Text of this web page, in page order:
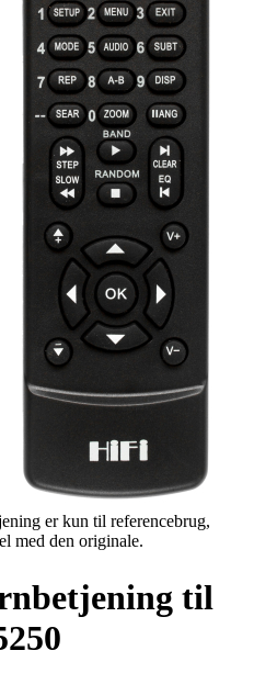
er kun til referencebrug,
med den originale.
til